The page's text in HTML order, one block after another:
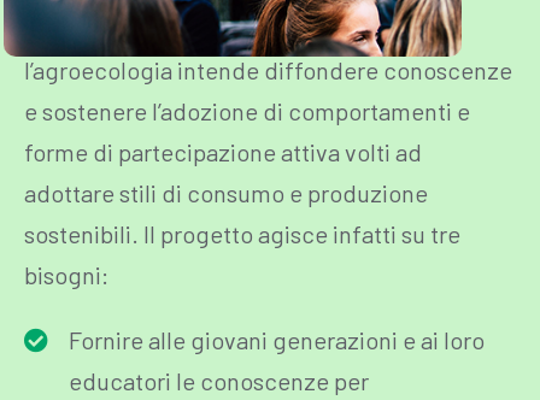
In particolare, il progetto, attraverso
l’agroecologia intende diffondere conoscenze
e sostenere l’adozione di comportamenti e
forme di partecipazione attiva volti ad
adottare stili di consumo e produzione
sostenibili. Il progetto agisce infatti su tre
bisogni:
Fornire alle giovani generazioni e ai loro
educatori le conoscenze per